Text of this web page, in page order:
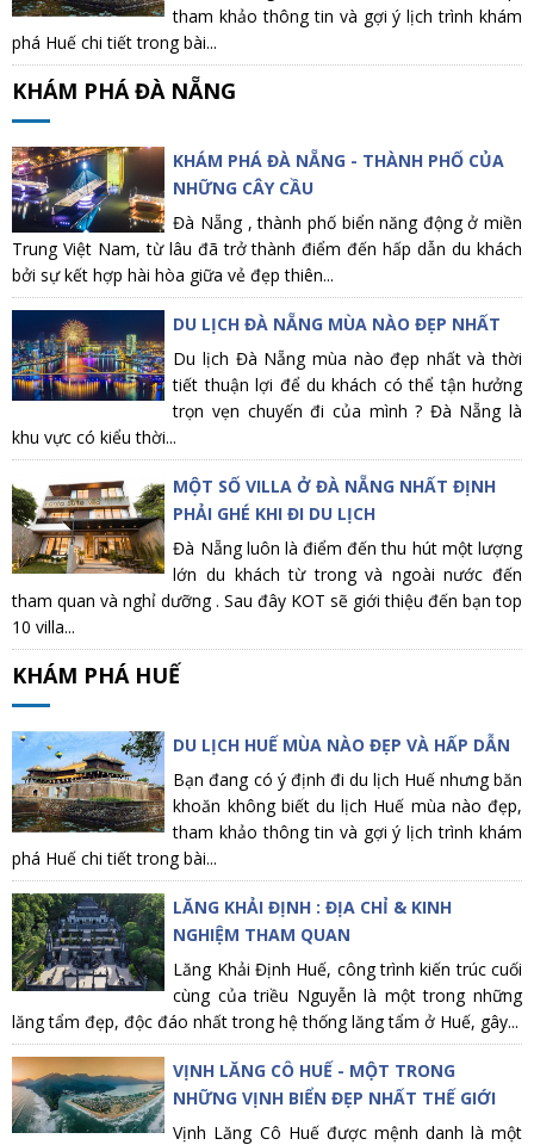
tham khảo thông tin và gợi ý lịch trình khám
phá Huế chi tiết trong bài...
KHÁM PHÁ ĐÀ NẴNG
KHÁM PHÁ ĐÀ NẴNG - THÀNH PHỐ CỦA
NHỮNG CÂY CẦU
Đà Nẵng , thành phố biển năng động ở miền
Trung Việt Nam, từ lâu đã trở thành điểm đến hấp dẫn du khách
bởi sự kết hợp hài hòa giữa vẻ đẹp thiên...
DU LỊCH ĐÀ NẴNG MÙA NÀO ĐẸP NHẤT
Du lịch Đà Nẵng mùa nào đẹp nhất và thời
tiết thuận lợi để du khách có thể tận hưởng
trọn vẹn chuyến đi của mình ? Đà Nẵng là
khu vực có kiểu thời...
MỘT SỐ VILLA Ở ĐÀ NẴNG NHẤT ĐỊNH
PHẢI GHÉ KHI ĐI DU LỊCH
Đà Nẵng luôn là điểm đến thu hút một lượng
lớn du khách từ trong và ngoài nước đến
tham quan và nghỉ dưỡng . Sau đây KOT sẽ giới thiệu đến bạn top
10 villa...
KHÁM PHÁ HUẾ
DU LỊCH HUẾ MÙA NÀO ĐẸP VÀ HẤP DẪN
Bạn đang có ý định đi du lịch Huế nhưng băn
khoăn không biết du lịch Huế mùa nào đẹp,
tham khảo thông tin và gợi ý lịch trình khám
phá Huế chi tiết trong bài...
LĂNG KHẢI ĐỊNH : ĐỊA CHỈ & KINH
NGHIỆM THAM QUAN
Lăng Khải Định Huế, công trình kiến trúc cuối
cùng của triều Nguyễn là một trong những
lăng tẩm đẹp, độc đáo nhất trong hệ thống lăng tẩm ở Huế, gây...
VỊNH LĂNG CÔ HUẾ - MỘT TRONG
NHỮNG VỊNH BIỂN ĐẸP NHẤT THẾ GIỚI
Vịnh Lăng Cô Huế được mệnh danh là một